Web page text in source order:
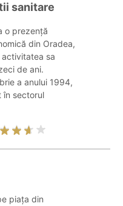
sanitare
o prezență
din Oradea,
sa
de ani.
a anului 1994,
în sectorul
piața din